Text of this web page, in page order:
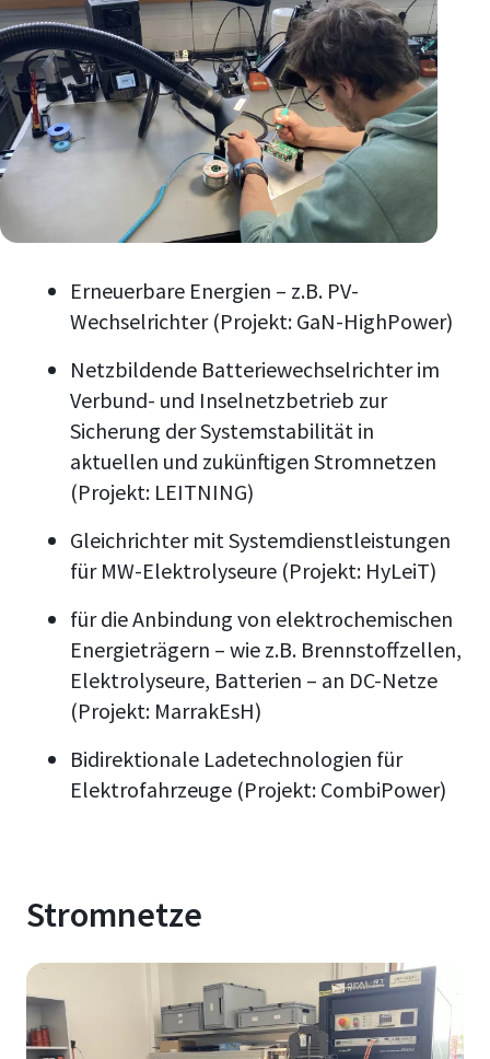
Erneuerbare Energien – z.B. PV-
Wechselrichter (Projekt: GaN-HighPower)
Netzbildende Batteriewechselrichter im
Verbund- und Inselnetzbetrieb zur
Sicherung der Systemstabilität in
aktuellen und zukünftigen Stromnetzen
(Projekt: LEITNING)
Gleichrichter mit Systemdienstleistungen
für MW-Elektrolyseure (Projekt: HyLeiT)
für die Anbindung von elektrochemischen
Energieträgern – wie z.B. Brennstoffzellen,
Elektrolyseure, Batterien – an DC-Netze
(Projekt: MarrakEsH)
Bidirektionale Ladetechnologien für
Elektrofahrzeuge (Projekt: CombiPower)
Stromnetze